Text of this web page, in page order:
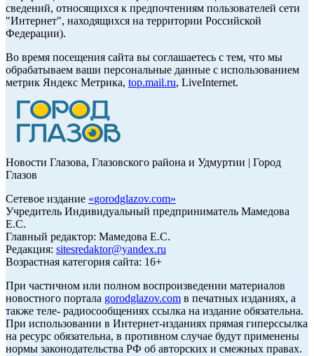
сведений, относящихся к предпочтениям пользователей сети
"Интернет", находящихся на территории Российской
Федерации).
Во время посещения сайта вы соглашаетесь с тем, что мы
обрабатываем ваши персональные данные с использованием
метрик Яндекс Метрика, top.mail.ru, LiveInternet.
Новости Глазова, Глазовского района и Удмуртии | Город
Глазов
Сетевое издание «gorodglazov.com»
Учредитель Индивидуальный предприниматель Мамедова
Е.С.
Главный редактор: Мамедова Е.С.
Редакция: sitesredaktor@yandex.ru
Возрастная категория сайта: 16+
При частичном или полном воспроизведении материалов
новостного портала gorodglazov.com в печатных изданиях, а
также теле- радиосообщениях ссылка на издание обязательна.
При использовании в Интернет-изданиях прямая гиперссылка
на ресурс обязательна, в противном случае будут применены
нормы законодательства РФ об авторских и смежных правах.